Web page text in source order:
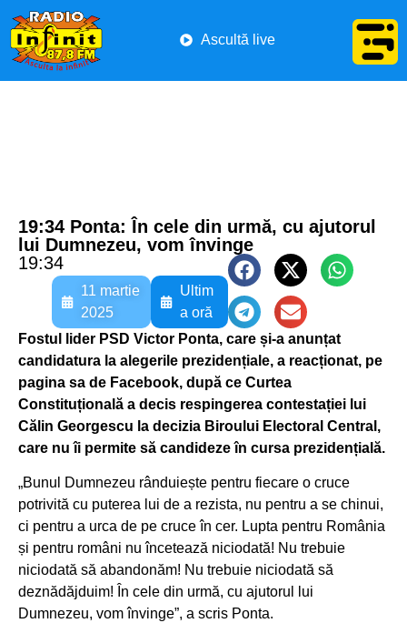
Ascultă live
19:34 Ponta: În cele din urmă, cu ajutorul
lui Dumnezeu, vom învinge
19:34
11 martie
2025
Ultim
a oră
Fostul lider PSD Victor Ponta, care și-a anunțat
candidatura la alegerile prezidențiale, a reacționat, pe
pagina sa de Facebook, după ce Curtea
Constituțională a decis respingerea contestației lui
Călin Georgescu la decizia Biroului Electoral Central,
care nu îi permite să candideze în cursa prezidențială.
„Bunul Dumnezeu rânduiește pentru fiecare o cruce
potrivită cu puterea lui de a rezista, nu pentru a se chinui,
ci pentru a urca de pe cruce în cer. Lupta pentru România
și pentru români nu încetează niciodată! Nu trebuie
niciodată să abandonăm! Nu trebuie niciodată să
deznădăjduim! În cele din urmă, cu ajutorul lui
Dumnezeu, vom învinge”, a scris Ponta.